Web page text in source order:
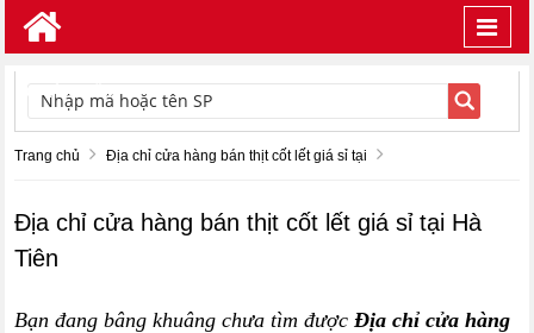
TÌM KIẾM
Trang chủ Địa chỉ cửa hàng bán thịt cốt lết giá sỉ tại
Địa chỉ cửa hàng bán thịt cốt lết giá sỉ tại Hà
Tiên
Bạn đang bâng khuâng chưa tìm đượcĐịa chỉ cửa hàng